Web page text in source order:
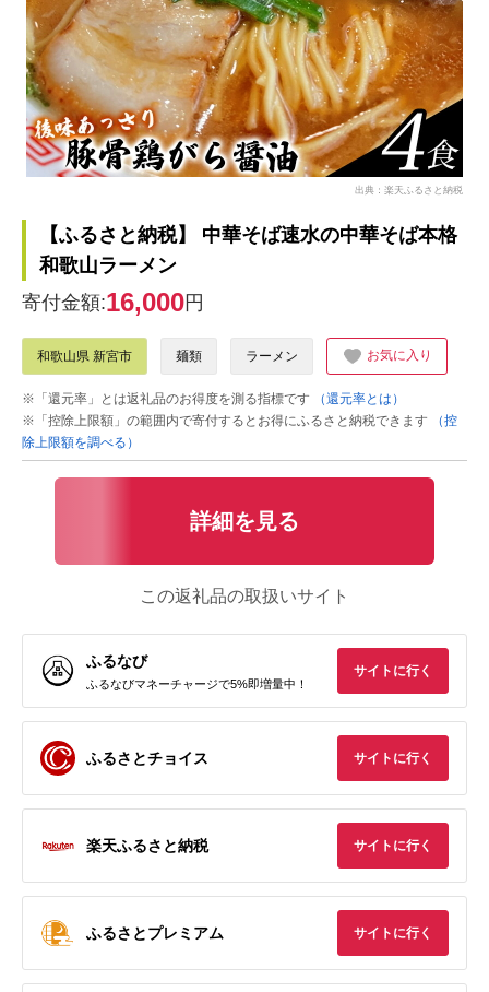
出典：楽天ふるさと納税
【ふるさと納税】 中華そば速水の中華そば本格
和歌山ラーメン
寄付金額:16,000円
和歌山県 新宮市 麺類 ラーメン お気に入り
※「還元率」とは返礼品のお得度を測る指標です
（還元率とは）
※「控除上限額」の範囲内で寄付するとお得にふるさと納税できます
（控
除上限額を調べる）
詳細を見る
この返礼品の取扱いサイト
ふるなび
ふるなびマネーチャージで5%即増量中！
サイトに行く
ふるさとチョイス サイトに行く
楽天ふるさと納税 サイトに行く
ふるさとプレミアム サイトに行く